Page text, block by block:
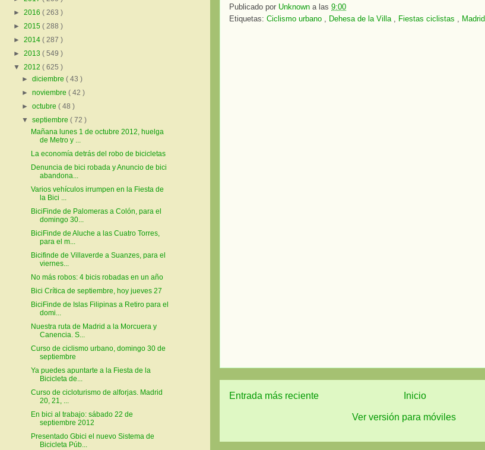
Publicado por Unknown a las 9:00
Etiquetas: Ciclismo urbano , Dehesa de la Villa , Fiestas ciclistas , Madrid
Entrada más reciente Inicio
Ver versión para móviles
► 2016 ( 263 )
► 2015 ( 288 )
► 2014 ( 287 )
► 2013 ( 549 )
▼ 2012 ( 625 )
►diciembre( 43 )
►noviembre( 42 )
►octubre( 48 )
▼septiembre( 72 )
Mañana lunes 1 de octubre 2012, huelga
de Metro y ...
La economía detrás del robo de bicicletas
Denuncia de bici robada y Anuncio de bici
abandona...
Varios vehículos irrumpen en la Fiesta de
la Bici ...
BiciFinde de Palomeras a Colón, para el
domingo 30...
BiciFinde de Aluche a las Cuatro Torres,
para el m...
Bicifinde de Villaverde a Suanzes, para el
viernes...
No más robos: 4 bicis robadas en un año
Bici Crítica de septiembre, hoy jueves 27
BiciFinde de Islas Filipinas a Retiro para el
domi...
Nuestra ruta de Madrid a la Morcuera y
Canencia. S...
Curso de ciclismo urbano, domingo 30 de
septiembre
Ya puedes apuntarte a la Fiesta de la
Bicicleta de...
Curso de cicloturismo de alforjas. Madrid
20, 21, ...
En bici al trabajo: sábado 22 de
septiembre 2012
Presentado Gbici el nuevo Sistema de
Bicicleta Púb...